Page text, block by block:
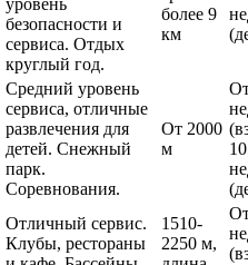
безопасности и
сервиса. Отдых
круглый год.
более 9
км
Средний уровень
сервиса, отличные
развлечения для
детей. Снежный
парк.
Соревнования.
От 2000
м
Отличный сервис.
Клубы, рестораны
1510-
2250 м,